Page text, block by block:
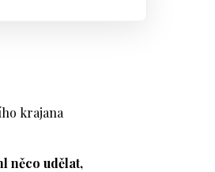
krajana
něco udělat,